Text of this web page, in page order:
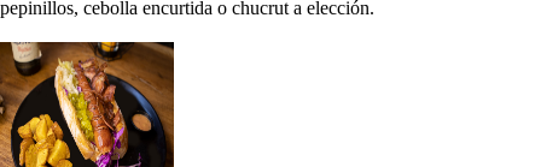
pepinillos, cebolla encurtida o chucrut a elección.